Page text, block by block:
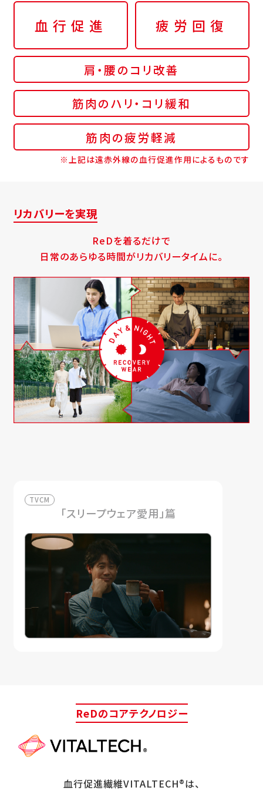
血行促進 疲労回復
肩・腰のコリ改善
筋肉のハリ・コリ緩和
筋肉の疲労軽減
※上記は遠赤外線の血行促進作用によるものです
リカバリーを実現
ReDを着るだけで
日常のあらゆる時間がリカバリータイムに。
TVCM
「スリープウェア愛用」篇
ReDのコアテクノロジー
血行促進繊維VITALTECH®は、